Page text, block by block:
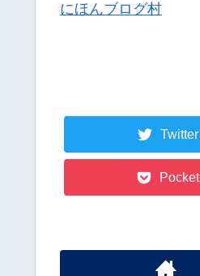
にほんブログ村
Twitter
Pocket